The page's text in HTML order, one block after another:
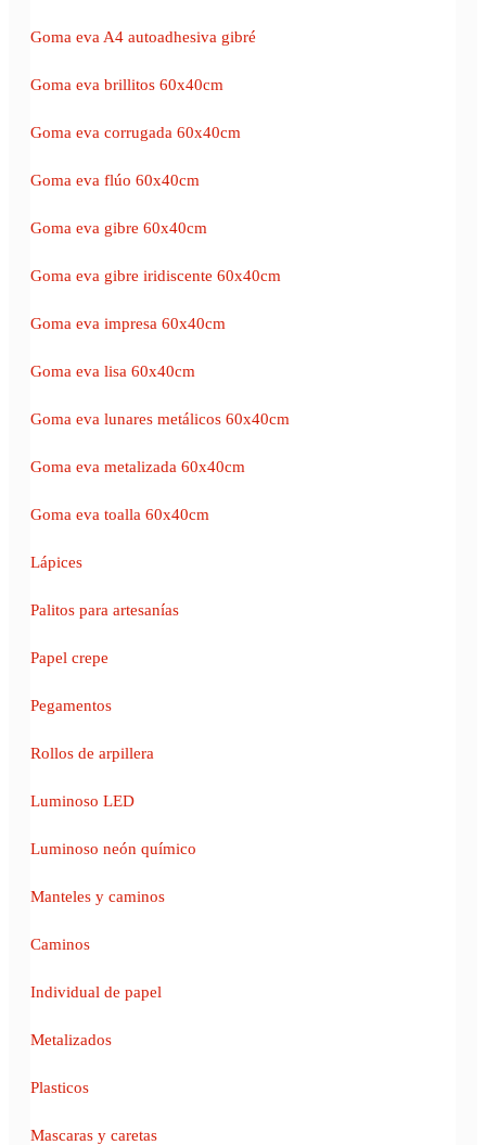
Goma eva A4 autoadhesiva gibré
Goma eva brillitos 60x40cm
Goma eva corrugada 60x40cm
Goma eva flúo 60x40cm
Goma eva gibre 60x40cm
Goma eva gibre iridiscente 60x40cm
Goma eva impresa 60x40cm
Goma eva lisa 60x40cm
Goma eva lunares metálicos 60x40cm
Goma eva metalizada 60x40cm
Goma eva toalla 60x40cm
Lápices
Palitos para artesanías
Papel crepe
Pegamentos
Rollos de arpillera
Luminoso LED
Luminoso neón químico
Manteles y caminos
Caminos
Individual de papel
Metalizados
Plasticos
Mascaras y caretas